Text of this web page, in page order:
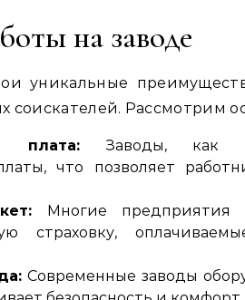
на заводе
уникальные
соискателей. Рассмотрим
плата:Заводы, как
что позволяет
Многие предприятия
страховку,
Современные заводы